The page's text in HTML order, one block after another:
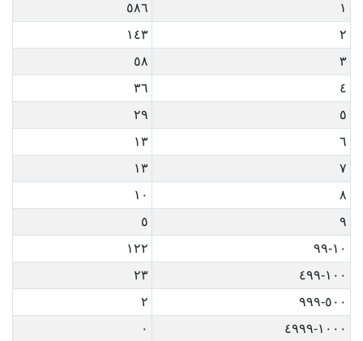
١
٥٨٦
٢
١٤٣
٣
٥٨
٤
٣٦
٥
٢٩
٦
١٣
٧
١٣
٨
١٠
٩
٥
١٠-٩٩
١٢٢
١٠٠-٤٩٩
٢٣
٥٠٠-٩٩٩
٢
١٠٠٠-٤٩٩٩
٠